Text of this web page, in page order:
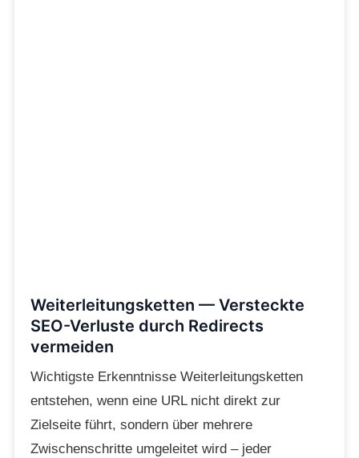
Weiterleitungsketten — Versteckte
SEO-Verluste durch Redirects
vermeiden
Wichtigste Erkenntnisse Weiterleitungsketten
entstehen, wenn eine URL nicht direkt zur
Zielseite führt, sondern über mehrere
Zwischenschritte umgeleitet wird – jeder